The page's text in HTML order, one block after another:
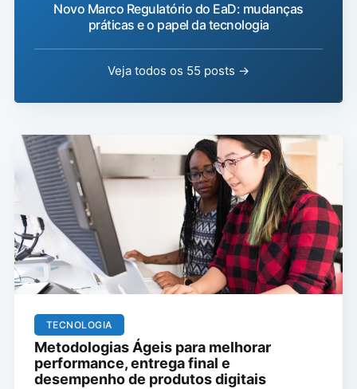
Novo Marco Regulatório do EaD: mudanças
práticas e o papel da tecnologia
Veja todos os 55 posts →
TECNOLOGIA
Metodologias Ágeis para melhorar
performance, entrega final e
desempenho de produtos digitais